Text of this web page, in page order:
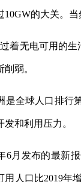
的大关。
着无电可用的
弱。
是全球人口排行
和利用压力。
6月发布的最新
用人口比2019